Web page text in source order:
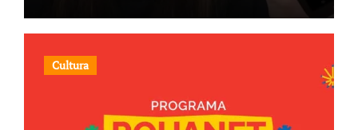
Cultura